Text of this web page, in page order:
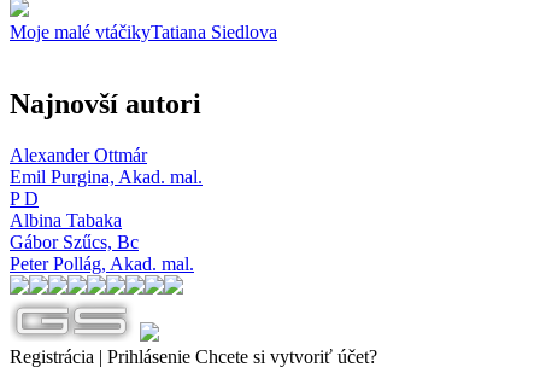
Moje malé vtáčikyTatiana Siedlova
Najnovší autori
Alexander Ottmár
Emil Purgina, Akad. mal.
P D
Albina Tabaka
Gábor Szűcs, Bc
Peter Pollág, Akad. mal.
Registrácia | Prihlásenie Chcete si vytvoriť účet?